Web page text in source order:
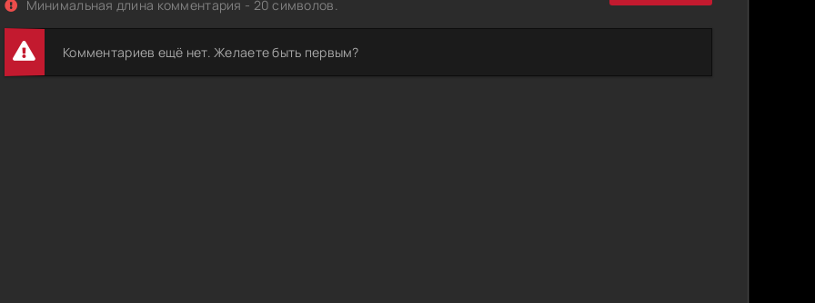
Минимальная длина комментария - 20 символов.
Комментариев ещё нет. Желаете быть первым?